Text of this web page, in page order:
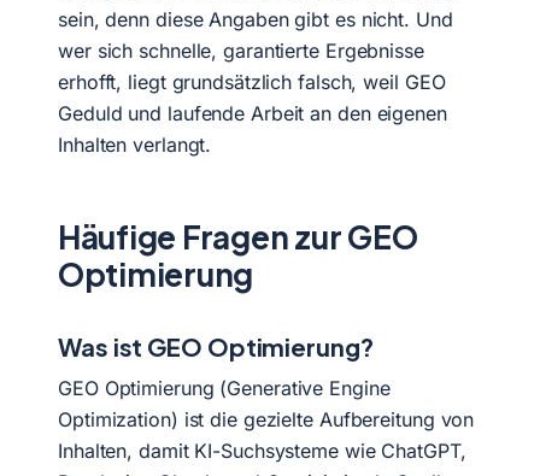
sein, denn diese Angaben gibt es nicht. Und
wer sich schnelle, garantierte Ergebnisse
erhofft, liegt grundsätzlich falsch, weil GEO
Geduld und laufende Arbeit an den eigenen
Inhalten verlangt.
Häufige Fragen zur GEO
Optimierung
Was ist GEO Optimierung?
GEO Optimierung (Generative Engine
Optimization) ist die gezielte Aufbereitung von
Inhalten, damit KI-Suchsysteme wie ChatGPT,